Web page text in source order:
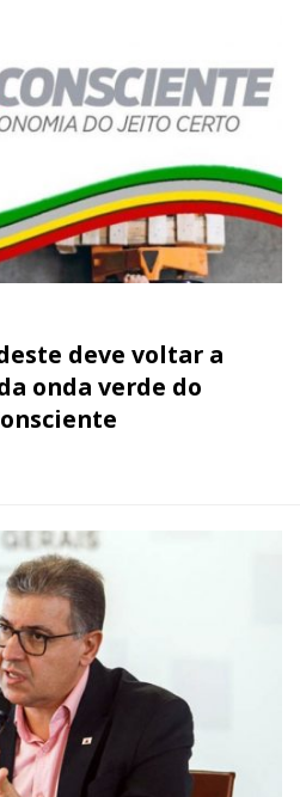
deve voltar a
onda verde do